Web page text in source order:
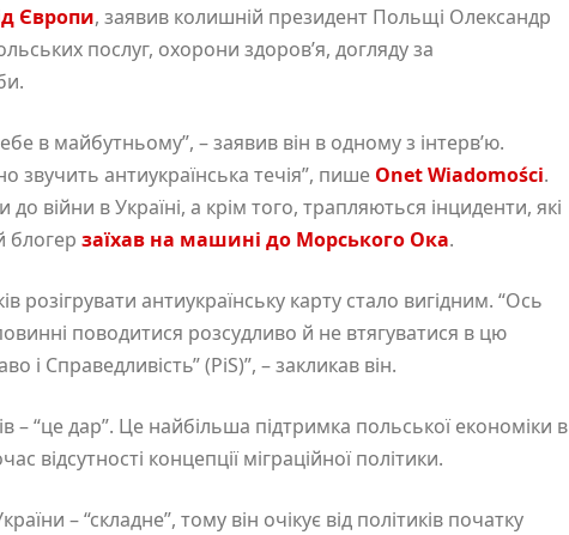
Європи, заявив колишній президент Польщі Олександр
послуг, охорони здоров’я, догляду за
в майбутньому”, – заявив він в одному з інтерв’ю.
звучить антиукраїнська течія”, пише Onet Wiadomości.
війни в Україні, а крім того, трапляються інциденти, які
блогер заїхав на машині до Морського Ока.
розігрувати антиукраїнську карту стало вигідним. “Ось
поводитися розсудливо й не втягуватися в цю
і Справедливість” (PiS)”, – закликав він.
– “це дар”. Це найбільша підтримка польської економіки в
відсутності концепції міграційної політики.
– “складне”, тому він очікує від політиків початку